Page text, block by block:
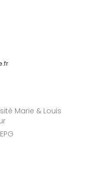
Marie & Louis